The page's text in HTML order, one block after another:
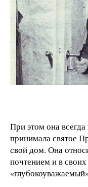
При этом она
принимала святое
свой дом. Она
почтением и в